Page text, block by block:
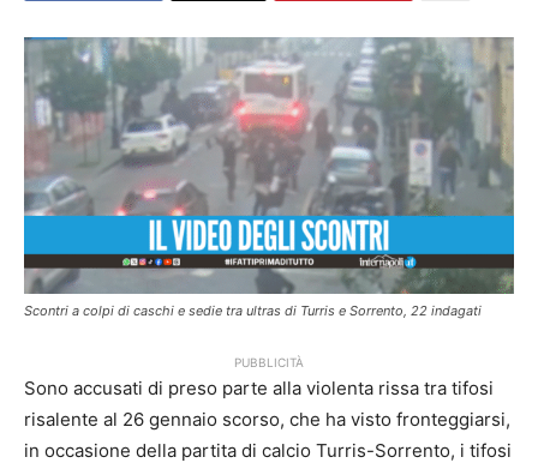
Scontri a colpi di caschi e sedie tra ultras di Turris e Sorrento, 22 indagati
PUBBLICITÀ
Sono accusati di preso parte alla violenta rissa tra tifosi
risalente al 26 gennaio scorso, che ha visto fronteggiarsi,
in occasione della partita di calcio Turris-Sorrento, i tifosi